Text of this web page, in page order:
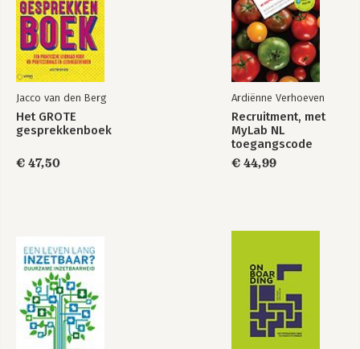
Hoofdstuk 6.2 - Begeleiding: interne/externe jobcoaching
Leen Ryckewaert & Annick Mortelmans, Emino
Hoofdstuk 6.3 - Duurzame inzetbaarheid
Tim Gielens, Odisee
Hoofdstuk 7 - Help, divers talent overboord!
Hoofdstuk 8.1 - Investeren in inclusief werkgeven: een nice- of
must-do?
Geert Janssens, Etion
Hoofdstuk 8.2 - Universal design for workplaces: eutopie of
utopie?
Jacco van den Berg
Het GROTE
gesprekkenboek
€ 47,50
Ardiënne Verhoeven
Recruitment, met
MyLab NL
toegangscode
€ 44,99